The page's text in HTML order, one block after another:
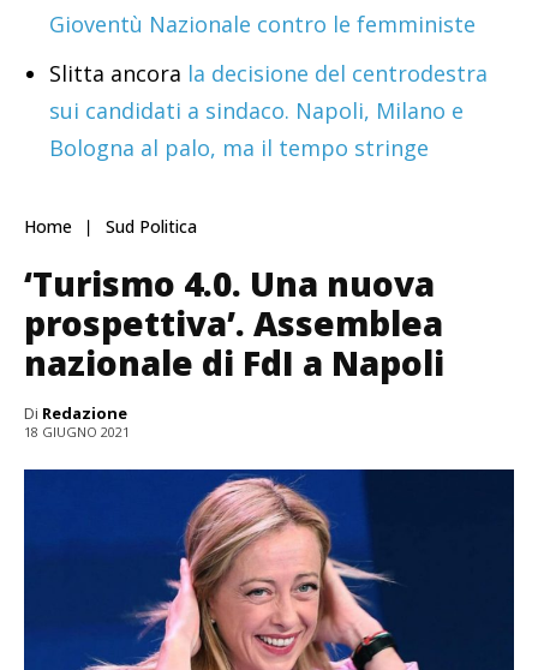
Gioventù Nazionale contro le femministe
Slitta ancora la decisione del centrodestra
sui candidati a sindaco. Napoli, Milano e
Bologna al palo, ma il tempo stringe
Home Sud Politica
‘Turismo 4.0. Una nuova
prospettiva’. Assemblea
nazionale di FdI a Napoli
Di Redazione
18 GIUGNO 2021